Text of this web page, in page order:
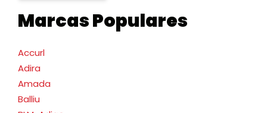
Marcas Populares
Accurl
Adira
Amada
Balliu